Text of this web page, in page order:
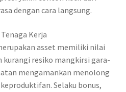
dengan cara langsung.
Kerja
asset memiliki nilai
kurangi resiko mangkirsi gara-
mengamankan menolong
Selaku bonus,